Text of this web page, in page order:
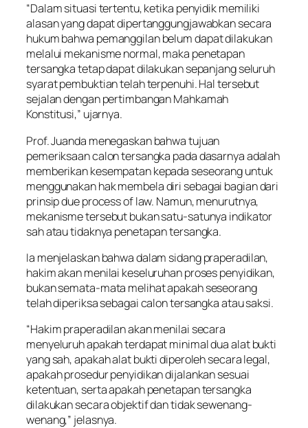
“Dalam situasi tertentu, ketika penyidik memiliki
alasan yang dapat dipertanggungjawabkan secara
hukum bahwa pemanggilan belum dapat dilakukan
melalui mekanisme normal, maka penetapan
tersangka tetap dapat dilakukan sepanjang seluruh
syarat pembuktian telah terpenuhi. Hal tersebut
sejalan dengan pertimbangan Mahkamah
Konstitusi,” ujarnya.
Prof. Juanda menegaskan bahwa tujuan
pemeriksaan calon tersangka pada dasarnya adalah
memberikan kesempatan kepada seseorang untuk
menggunakan hak membela diri sebagai bagian dari
prinsip due process of law. Namun, menurutnya,
mekanisme tersebut bukan satu-satunya indikator
sah atau tidaknya penetapan tersangka.
Ia menjelaskan bahwa dalam sidang praperadilan,
hakim akan menilai keseluruhan proses penyidikan,
bukan semata-mata melihat apakah seseorang
telah diperiksa sebagai calon tersangka atau saksi.
“Hakim praperadilan akan menilai secara
menyeluruh apakah terdapat minimal dua alat bukti
yang sah, apakah alat bukti diperoleh secara legal,
apakah prosedur penyidikan dijalankan sesuai
ketentuan, serta apakah penetapan tersangka
dilakukan secara objektif dan tidak sewenang-
wenang,” jelasnya.